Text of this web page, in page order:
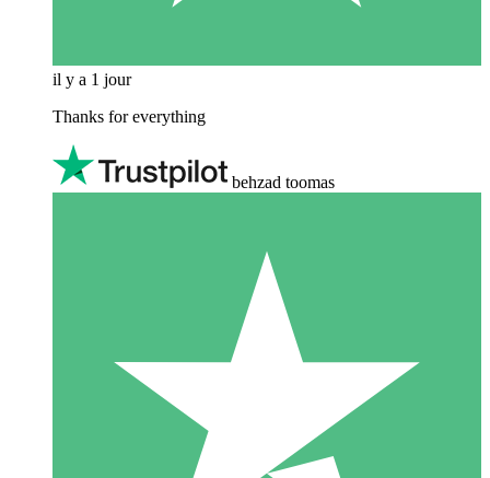
il y a 1 jour
Thanks for everything
behzad toomas